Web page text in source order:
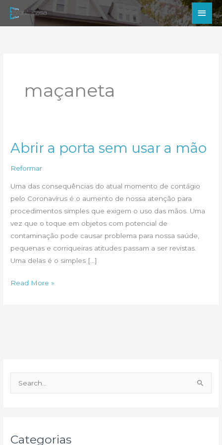
para
maçaneta
Abrir a porta sem usar a mão
Reformar
Uma das consequências do atual momento de contágio
pelo Coronavírus é o aumento de nossa atenção para
procedimentos simples que exigem o uso das mãos. Uma
vez que o toque em objetos com potencial de
contaminação pode causar problema para nossa saúde,
pequenas e corriqueiras atitudes passam a ser revistas.
Uma delas é o simples […]
Abrir
Read More »
e
Categorias